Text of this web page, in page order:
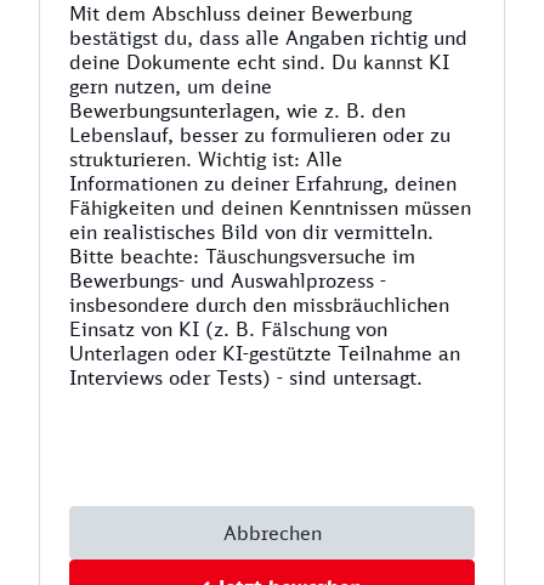
Mit dem Abschluss deiner Bewerbung
bestätigst du, dass alle Angaben richtig und
deine Dokumente echt sind. Du kannst KI
gern nutzen, um deine
Bewerbungsunterlagen, wie z. B. den
Lebenslauf, besser zu formulieren oder zu
strukturieren. Wichtig ist: Alle
Informationen zu deiner Erfahrung, deinen
Fähigkeiten und deinen Kenntnissen müssen
ein realistisches Bild von dir vermitteln.
Bitte beachte: Täuschungsversuche im
Bewerbungs- und Auswahlprozess -
insbesondere durch den missbräuchlichen
Einsatz von KI (z. B. Fälschung von
Unterlagen oder KI-gestützte Teilnahme an
Interviews oder Tests) - sind untersagt.
Abbrechen